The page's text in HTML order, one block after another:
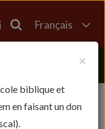
Français
עברית
×
biblique et
en faisant un don